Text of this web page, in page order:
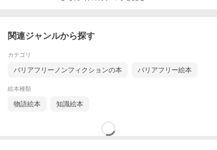
関連ジャンルから探す
カテゴリ
バリアフリーノンフィクションの本 バリアフリー絵本
絵本種類
物語絵本 知識絵本